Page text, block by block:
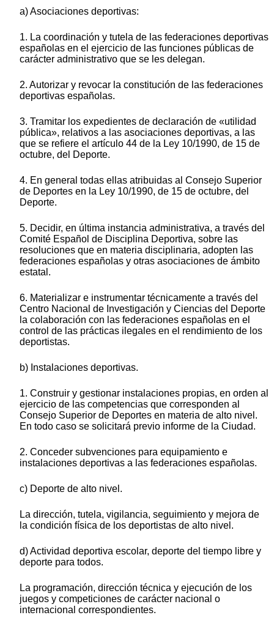
a) Asociaciones deportivas:
1. La coordinación y tutela de las federaciones deportivas
españolas en el ejercicio de las funciones públicas de
carácter administrativo que se les delegan.
2. Autorizar y revocar la constitución de las federaciones
deportivas españolas.
3. Tramitar los expedientes de declaración de «utilidad
pública», relativos a las asociaciones deportivas, a las
que se refiere el artículo 44 de la Ley 10/1990, de 15 de
octubre, del Deporte.
4. En general todas ellas atribuidas al Consejo Superior
de Deportes en la Ley 10/1990, de 15 de octubre, del
Deporte.
5. Decidir, en última instancia administrativa, a través del
Comité Español de Disciplina Deportiva, sobre las
resoluciones que en materia disciplinaria, adopten las
federaciones españolas y otras asociaciones de ámbito
estatal.
6. Materializar e instrumentar técnicamente a través del
Centro Nacional de Investigación y Ciencias del Deporte
la colaboración con las federaciones españolas en el
control de las prácticas ilegales en el rendimiento de los
deportistas.
b) Instalaciones deportivas.
1. Construir y gestionar instalaciones propias, en orden al
ejercicio de las competencias que corresponden al
Consejo Superior de Deportes en materia de alto nivel.
En todo caso se solicitará previo informe de la Ciudad.
2. Conceder subvenciones para equipamiento e
instalaciones deportivas a las federaciones españolas.
c) Deporte de alto nivel.
La dirección, tutela, vigilancia, seguimiento y mejora de
la condición física de los deportistas de alto nivel.
d) Actividad deportiva escolar, deporte del tiempo libre y
deporte para todos.
La programación, dirección técnica y ejecución de los
juegos y competiciones de carácter nacional o
internacional correspondientes.